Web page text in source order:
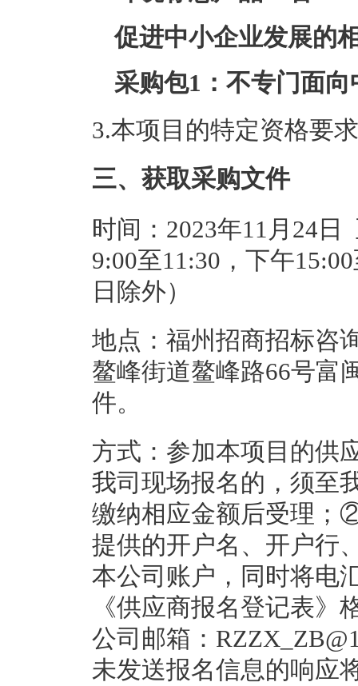
促进中小企业发展的
采购包1：不专门面
3.本项目的特定资格要
三、获取采购文件
时间：2023年11月24
9:00至11:30，下午
日除外）
地点：福州招商招标咨
鳌峰街道鳌峰路66号富
件。
方式：参加本项目的供
我司现场报名的，须至
缴纳相应金额后受理；
提供的开户名、开户行
本公司账户，同时将电
《供应商报名登记表
公司邮箱：
未发送报名信息的响应